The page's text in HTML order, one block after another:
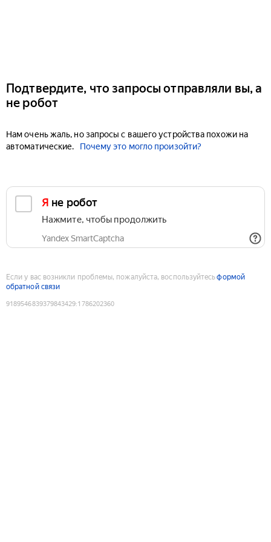
Подтвердите, что запросы отправляли вы, а
не робот
Нам очень жаль, но запросы с вашего устройства похожи на
автоматические.
Почему это могло произойти?
Я не робот
Нажмите, чтобы продолжить
Yandex SmartCaptcha
Если у вас возникли проблемы, пожалуйста, воспользуйтесьформой
обратной связи
9189546839379843429:1786202360